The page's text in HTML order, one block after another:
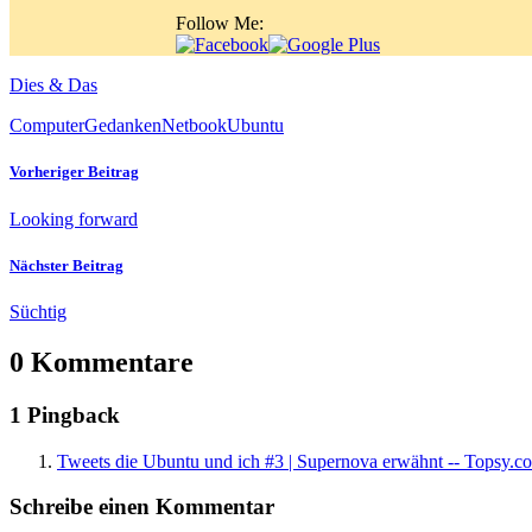
Follow Me:
Dies & Das
ComputerGedankenNetbookUbuntu
Vorheriger Beitrag
Looking forward
Nächster Beitrag
Süchtig
0 Kommentare
1 Pingback
Tweets die Ubuntu und ich #3 | Supernova erwähnt --
Schreibe einen Kommentar